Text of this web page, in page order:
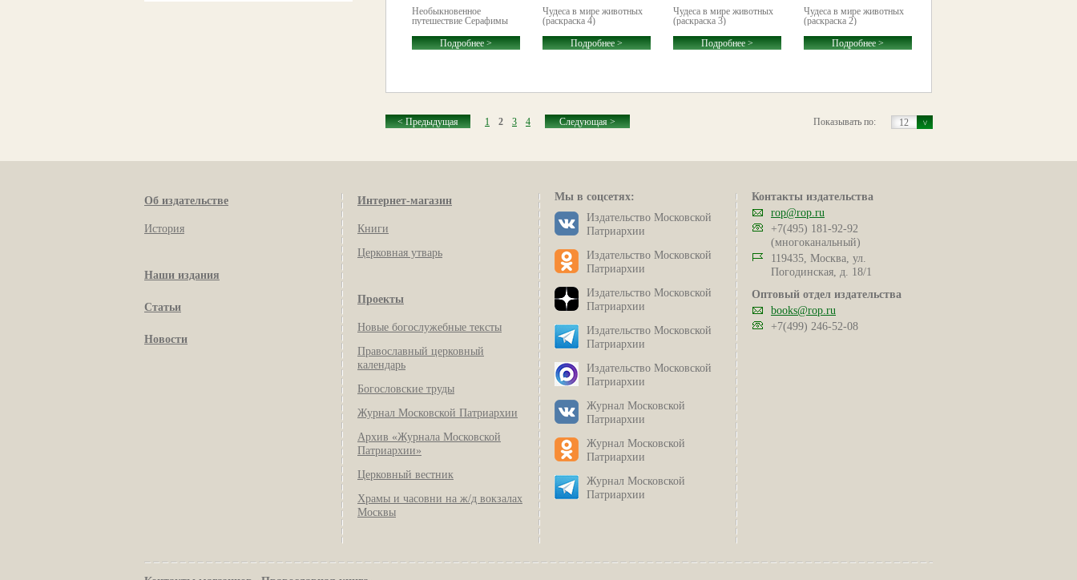
Необыкновенное
путешествие Серафимы
Подробнее >
Чудеса в мире животных
(раскраска 4)
Подробнее >
Чудеса в мире животных
(раскраска 3)
Подробнее >
Чудеса в мире животных
(раскраска 2)
Подробнее >
12
Показывать по:
< Предыдущая 1 2 3 4 Следующая >
Об издательстве
История
Наши издания
Статьи
Новости
Интернет-магазин
Книги
Церковная утварь
Проекты
Новые богослужебные тексты
Православный церковный
календарь
Богословские труды
Журнал Московской Патриархии
Архив «Журнала Московской
Патриархии»
Церковный вестник
Храмы и часовни на ж/д вокзалах
Москвы
Мы в соцсетях:
Издательство Московской
Патриархии
Издательство Московской
Патриархии
Издательство Московской
Патриархии
Издательство Московской
Патриархии
Издательство Московской
Патриархии
Журнал Московской
Патриархии
Журнал Московской
Патриархии
Журнал Московской
Патриархии
Контакты издательства
rop@rop.ru
+7(495) 181-92-92
(многоканальный)
119435, Москва, ул.
Погодинская, д. 18/1
Оптовый отдел издательства
books@rop.ru
+7(499) 246-52-08